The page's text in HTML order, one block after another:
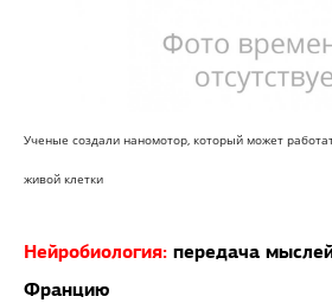
Ученые создали наномотор, который может
живой клетки
Нейробиология: передача
Францию